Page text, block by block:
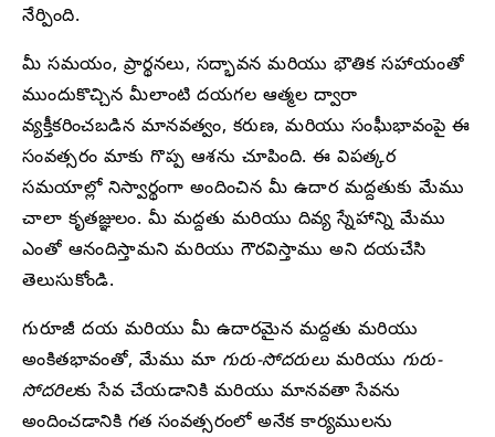
నేర్పింది.
మీ సమయం, ప్రార్థనలు, సద్భావన మరియు భౌతిక సహాయంతో
ముందుకొచ్చిన మీలాంటి దయగల ఆత్మల ద్వారా
వ్యక్తీకరించబడిన మానవత్వం, కరుణ, మరియు సంఘీభావంపై ఈ
సంవత్సరం మాకు గొప్ప ఆశను చూపింది. ఈ విపత్కర
సమయాల్లో నిస్వార్థంగా అందించిన మీ ఉదార ​​మద్దతుకు మేము
చాలా కృతజ్ఞులం. మీ మద్దతు మరియు దివ్య స్నేహాన్ని మేము
ఎంతో ఆనందిస్తామని మరియు గౌరవిస్తాము అని దయచేసి
తెలుసుకోండి.
గురూజీ దయ మరియు మీ ఉదారమైన మద్దతు మరియు
అంకితభావంతో, మేము మా గురు-సోదరులు మరియు గురు-
సోదరిలకు సేవ చేయడానికి మరియు మానవతా సేవను
అందించడానికి గత సంవత్సరంలో అనేక కార్యములను